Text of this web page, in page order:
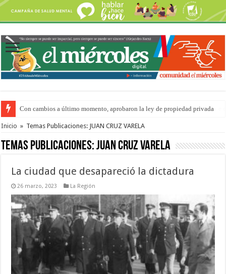
Adopción en Entre Ríos: el 35% de los 90 niños, niñas y adolescentes que
Inicio » Temas Publicaciones: JUAN CRUZ VARELA
Temas Publicaciones:JUAN CRUZ VARELA
La ciudad que desapareció la dictadura
26 marzo, 2023 La Región